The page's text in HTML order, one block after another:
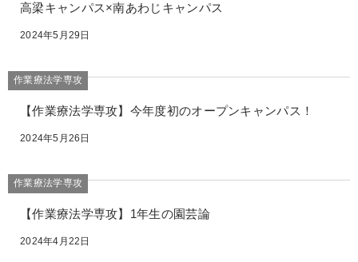
高梁キャンパス×南あわじキャンパス
2024年5月29日
作業療法学専攻
【作業療法学専攻】今年度初のオープンキャンパス！
2024年5月26日
作業療法学専攻
【作業療法学専攻】1年生の園芸論
2024年4月22日